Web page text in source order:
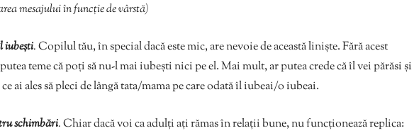
mesajului în funcție de vârstă)
iubești.Copilul tău, în special dacă este mic, are nevoie de această liniște. Fără acest
teme că poți să nu-l mai iubești nici pe el. Mai mult, ar putea crede că îl vei părăsi și
ai ales să pleci de lângă tata/mama pe care odată îl iubeai/o iubeai.
schimbări.Chiar dacă voi ca adulți ați rămas în relații bune, nu funcționează replica: